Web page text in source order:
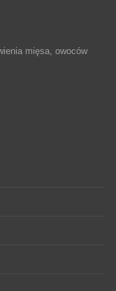
mięsa, owoców